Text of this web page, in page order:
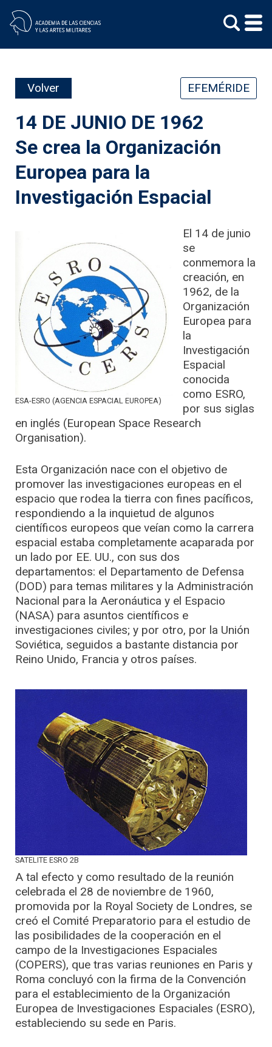
content
Volver EFEMÉRIDE
14 DE JUNIO DE 1962
Se crea la Organización
Europea para la
Investigación Espacial
ESA-ESRO (AGENCIA ESPACIAL EUROPEA)
El 14 de junio
se
conmemora la
creación, en
1962, de la
Organización
Europea para
la
Investigación
Espacial
conocida
como ESRO,
por sus siglas
en inglés (European Space Research
Organisation).
Esta Organización nace con el objetivo de
promover las investigaciones europeas en el
espacio que rodea la tierra con fines pacíficos,
respondiendo a la inquietud de algunos
científicos europeos que veían como la carrera
espacial estaba completamente acaparada por
un lado por EE. UU., con sus dos
departamentos: el Departamento de Defensa
(DOD) para temas militares y la Administración
Nacional para la Aeronáutica y el Espacio
(NASA) para asuntos científicos e
investigaciones civiles; y por otro, por la Unión
Soviética, seguidos a bastante distancia por
Reino Unido, Francia y otros países.
SATELITE ESRO 2B
A tal efecto y como resultado de la reunión
celebrada el 28 de noviembre de 1960,
promovida por la Royal Society de Londres, se
creó el Comité Preparatorio para el estudio de
las posibilidades de la cooperación en el
campo de la Investigaciones Espaciales
(COPERS), que tras varias reuniones en Paris y
Roma concluyó con la firma de la Convención
para el establecimiento de la Organización
Europea de Investigaciones Espaciales (ESRO),
estableciendo su sede en Paris.